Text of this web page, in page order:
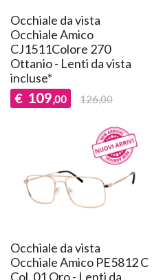
Occhiale da vista
Occhiale Amico
CJ1511Colore 270
Ottanio - Lenti da vista
incluse*
€ 109,00 126,00
Occhiale da vista
Occhiale Amico PE5812 C
Col. 01 Oro - Lenti da